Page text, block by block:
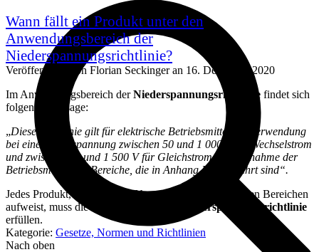
Wann fällt ein Produkt unter den
Anwendungsbereich der
Niederspannungsrichtlinie?
Veröffentlicht von Florian Seckingeran 16. Dezember 2020
Im Anwendungsbereich derNiederspannungsrichtlinie findet sich
folgende Aussage:
„Diese Richtlinie gilt für elektrische Betriebsmittel zur Verwen­dung
bei einer Nennspannung zwischen 50 und 1 000 V für Wechselstrom
und zwischen 75 und 1 500 V für Gleichstrom mit Ausnahme der
Betriebsmittel und Bereiche, die in Anhang II aufgeführt sind“.
Jedes Produkt, welches eine Nennspannung unter diesen Bereichen
aufweist, muss die Anforderungen der
Niederspannungsrichtlinie
erfüllen.
Kategorie: Gesetze, Normen und Richtlinien
Nach oben